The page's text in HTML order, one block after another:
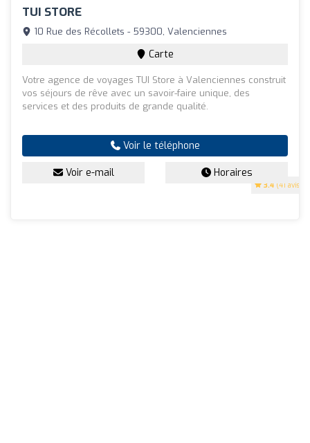
TUI STORE
3.4 (41 avis)
10 Rue des Récollets - 59300, Valenciennes
Carte
Votre agence de voyages TUI Store à Valenciennes construit
vos séjours de rêve avec un savoir-faire unique, des
services et des produits de grande qualité.
Voir le téléphone
Voir e-mail Horaires